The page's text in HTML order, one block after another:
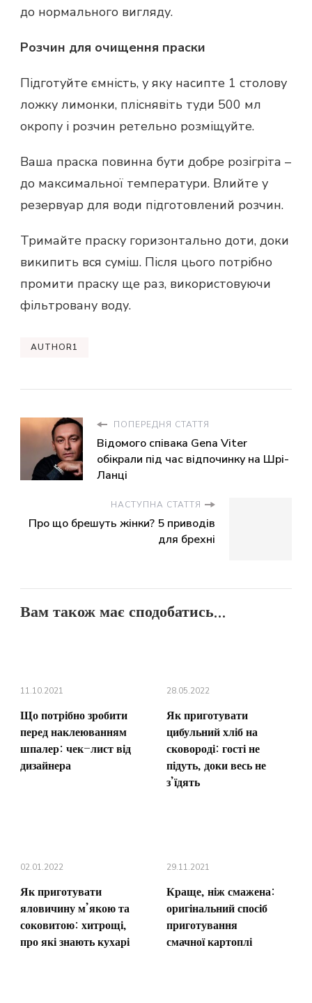
до нормального вигляду.
Розчин для очищення праски
Підготуйте ємність, у яку насипте 1 столову
ложку лимонки, пліснявіть туди 500 мл
окропу і розчин ретельно розміщуйте.
Ваша праска повинна бути добре розігріта –
до максимальної температури. Влийте у
резервуар для води підготовлений розчин.
Тримайте праску горизонтально доти, доки
википить вся суміш. Після цього потрібно
промити праску ще раз, використовуючи
фільтровану воду.
AUTHOR1
ПОПЕРЕДНЯ СТАТТЯ
Відомого співака Gena Viter
обікрали під час відпочинку на Шрі-
Ланці
НАСТУПНА СТАТТЯ
Про що брешуть жінки? 5 приводів
для брехні
Вам також має сподобатись...
11.10.2021
Що потрібно зробити
перед наклеюванням
шпалер: чек-лист від
дизайнера
28.05.2022
Як приготувати
цибульний хліб на
сковороді: гості не
підуть, доки весь не
з’їдять
02.01.2022
Як приготувати
яловичину м’якою та
соковитою: хитрощі,
про які знають кухарі
29.11.2021
Краще, ніж смажена:
оригінальний спосіб
приготування
смачної картоплі